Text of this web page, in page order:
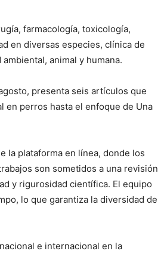
farmacología, toxicología,
en diversas especies, clínica de
animal y humana.
presenta seis artículos que
en perros hasta el enfoque de Una
la plataforma en línea, donde los
son sometidos a una revisión
y rigurosidad científica. El equipo
lo que garantiza la diversidad de
e internacional en la